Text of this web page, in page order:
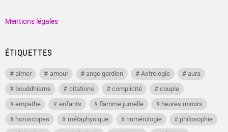
Mentions légales
ÉTIQUETTES
aimer amour ange gardien Astrologie
aura
bouddhisme
citations complicité
couple
empathe
enfants flamme jumelle
heures miroirs
horoscopes
métaphysique numérologie
philosophie